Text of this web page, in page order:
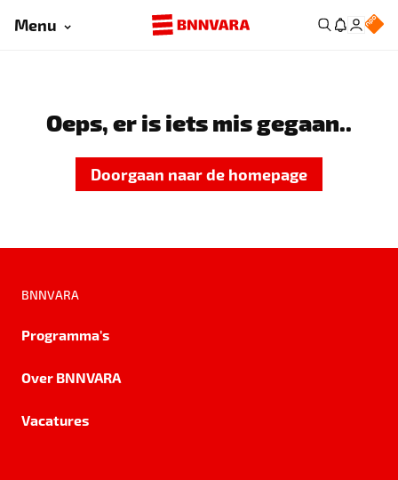
Menu
Oeps, er is iets mis gegaan..
Doorgaan naar de homepage
BNNVARA
Programma's
Over BNNVARA
Vacatures